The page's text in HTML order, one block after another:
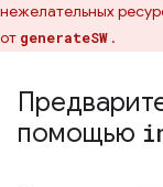
нежелательных
от generateSW .
помощью